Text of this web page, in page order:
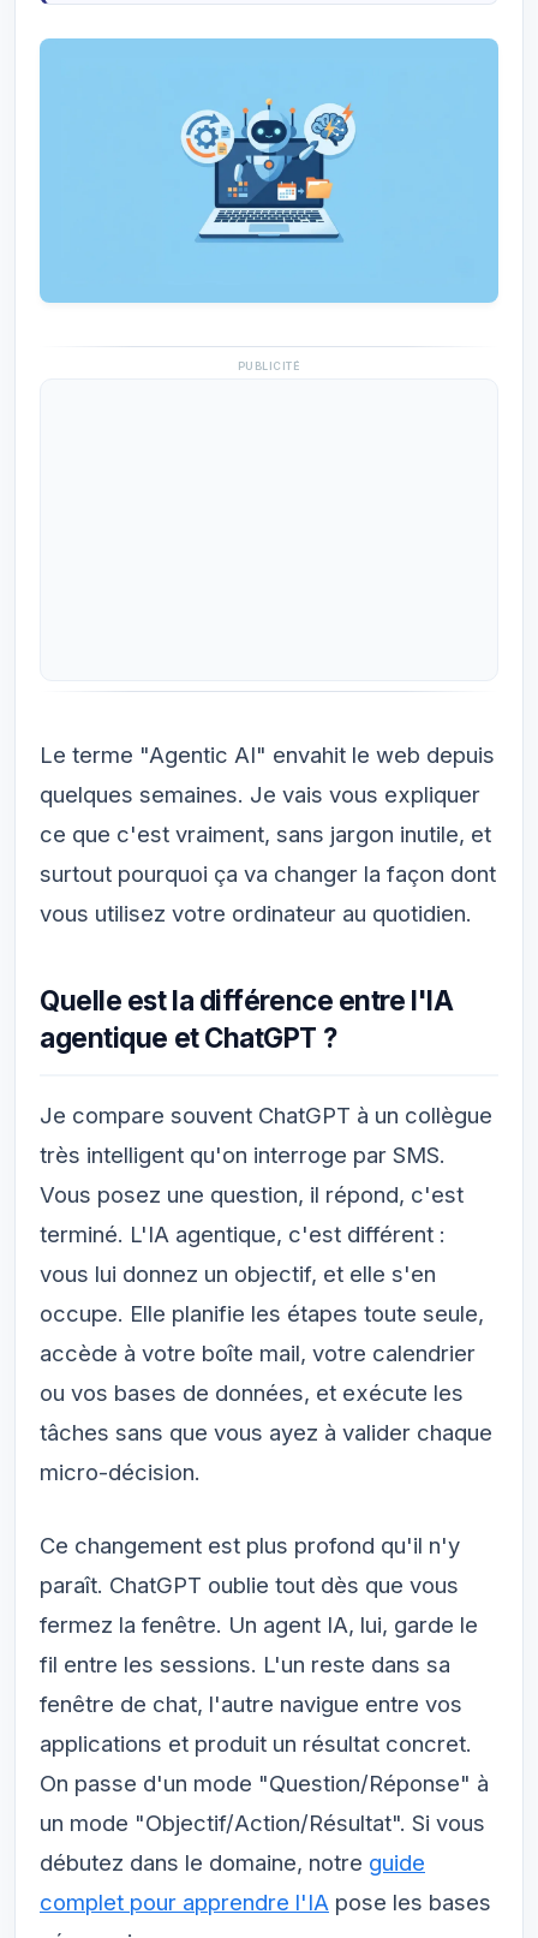
PUBLICITÉ
Le terme "Agentic AI" envahit le web depuis
quelques semaines. Je vais vous expliquer
ce que c'est vraiment, sans jargon inutile, et
surtout pourquoi ça va changer la façon dont
vous utilisez votre ordinateur au quotidien.
Quelle est la différence entre l'IA
agentique et ChatGPT ?
Je compare souvent ChatGPT à un collègue
très intelligent qu'on interroge par SMS.
Vous posez une question, il répond, c'est
terminé. L'IA agentique, c'est différent :
vous lui donnez un objectif, et elle s'en
occupe. Elle planifie les étapes toute seule,
accède à votre boîte mail, votre calendrier
ou vos bases de données, et exécute les
tâches sans que vous ayez à valider chaque
micro-décision.
Ce changement est plus profond qu'il n'y
paraît. ChatGPT oublie tout dès que vous
fermez la fenêtre. Un agent IA, lui, garde le
fil entre les sessions. L'un reste dans sa
fenêtre de chat, l'autre navigue entre vos
applications et produit un résultat concret.
On passe d'un mode "Question/Réponse" à
un mode "Objectif/Action/Résultat". Si vous
débutez dans le domaine, notre guide
complet pour apprendre l'IA pose les bases